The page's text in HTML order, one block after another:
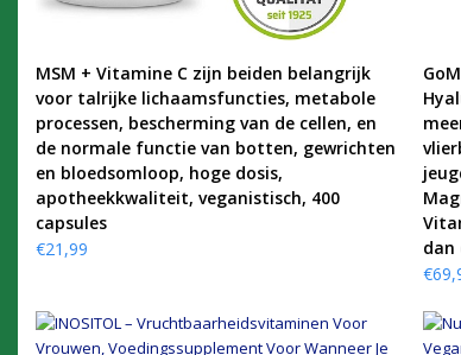
KOOP PRODUCT
MSM + Vitamine C zijn beiden belangrijk
voor talrijke lichaamsfuncties, metabole
processen, bescherming van de cellen, en
de normale functie van botten, gewrichten
en bloedsomloop, hoge dosis,
apotheekkwaliteit, veganistisch, 400
capsules
€21,99
dan
€